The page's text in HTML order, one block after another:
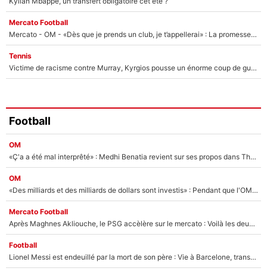
Mercato Football
Mercato - OM - «Dès que je prends un club, je t’appellerai» : La promesse de Marcelino au moment de claquer la porte
Tennis
Victime de racisme contre Murray, Kyrgios pousse un énorme coup de gueule !
Football
OM
«Ç'a a été mal interprêté» : Medhi Benatia revient sur ses propos dans The Bridge et précise ses conditions pour rejoindre le PSG !
OM
«Des milliards et des milliards de dollars sont investis» : Pendant que l'OM est en pleine crise financière, Frank McCourt lance un nouveau projet à 260M€ !
Mercato Football
Après Maghnes Akliouche, le PSG accèlère sur le mercato : Voilà les deux nouvelles recrues qui vont signer la semaine prochaine ?
Football
Lionel Messi est endeuillé par la mort de son père : Vie à Barcelone, transfert au PSG... voilà comment Jorge Messi a joué un rôle essentiel dans sa carrière !